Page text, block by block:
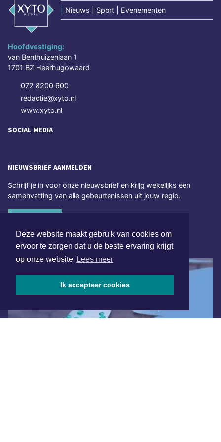
Deze website maakt gebruik van cookies om
ervoor te zorgen dat u de beste ervaring krijgt
op onze website Lees meer
Ik accepteer cookies
Nieuws | Sport | Evenementen
Hoofdvestiging:
van Benthuizenlaan 1
1701 BZ Heerhugowaard
072 8200 600
redactie@xyto.nl
www.xyto.nl
SOCIAL MEDIA
NIEUWSBRIEF AANMELDEN
Schrijf je in voor onze nieuwsbrief en krijg wekelijks een
samenvatting van alle gebeurtenissen uit jouw regio.
ONLINE DAGBLADEN